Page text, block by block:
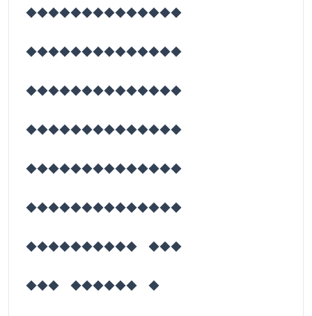
◆◆◆◆◆◆◆◆◆◆◆◆◆◆
◆◆◆◆◆◆◆◆◆◆◆◆◆◆
◆◆◆◆◆◆◆◆◆◆◆◆◆◆
◆◆◆◆◆◆◆◆◆◆◆◆◆◆
◆◆◆◆◆◆◆◆◆◆◆◆◆◆
◆◆◆◆◆◆◆◆◆◆◆◆◆◆
◆◆◆◆◆◆◆◆◆◆ ◆◆◆
◆◆◆ ◆◆◆◆◆◆ ◆